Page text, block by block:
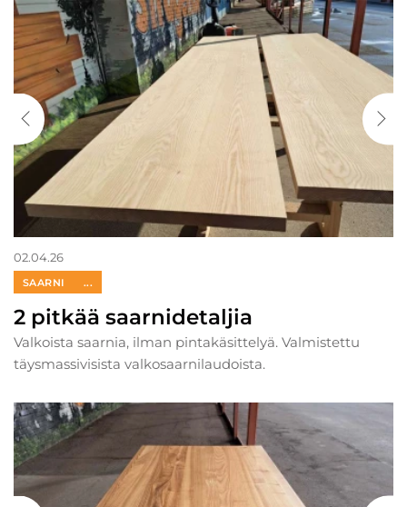
02.04.26
SAARNI ...
2 pitkää saarnidetaljia
Valkoista saarnia, ilman pintakäsittelyä. Valmistettu
täysmassivisista valkosaarnilaudoista.